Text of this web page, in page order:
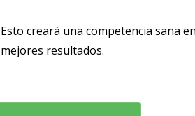
Esto creará una competencia sana
mejores resultados.